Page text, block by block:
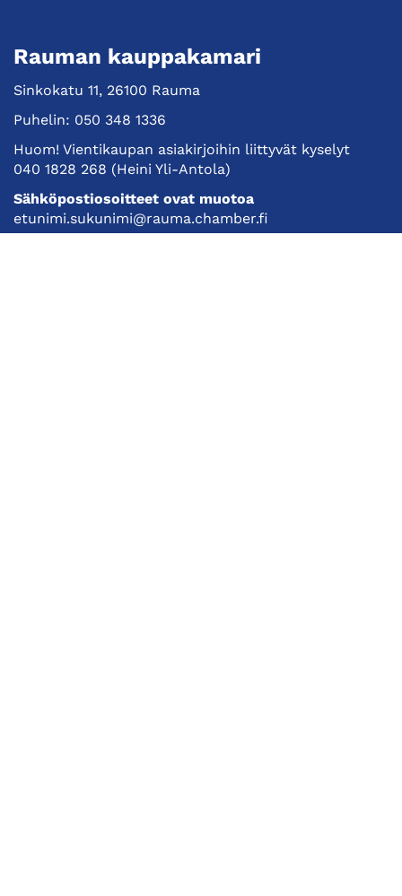
Rauman kauppakamari
Sinkokatu 11, 26100 Rauma
Puhelin: 050 348 1336
Huom! Vientikaupan asiakirjoihin liittyvät kyselyt
040 1828 268 (Heini Yli-Antola)
Sähköpostiosoitteet ovat muotoa
etunimi.sukunimi@rauma.chamber.fi